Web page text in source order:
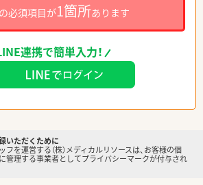
必須項目が1箇所あります
連携で簡単入力！
いただくために
フを運営する（株）メディカルリソースは、お客様の個
管理する事業者としてプライバシーマークが付与され